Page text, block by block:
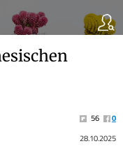
56
0
28.10.2025